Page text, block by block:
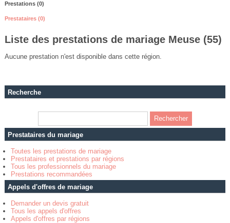
Prestations (0)
Prestataires (0)
Liste des prestations de mariage Meuse (55)
Aucune prestation n'est disponible dans cette région.
Recherche
Prestataires du mariage
Toutes les prestations de mariage
Prestataires et prestations par régions
Tous les professionnels du mariage
Prestations recommandées
Appels d'offres de mariage
Demander un devis gratuit
Tous les appels d'offres
Appels d'offres par régions